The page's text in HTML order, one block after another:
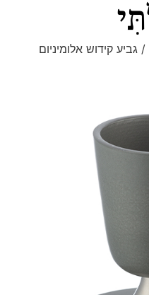
/ גביע קידוש אלומיניום